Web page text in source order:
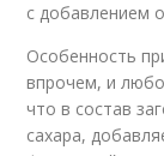
с добавлением
Особенность
впрочем, и
что в состав
сахара,